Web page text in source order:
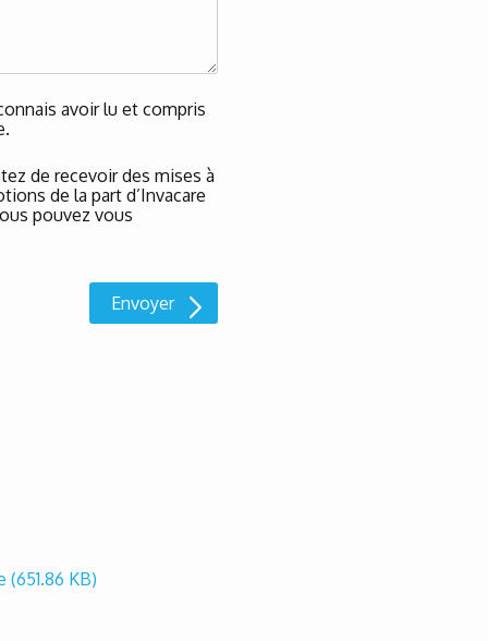
avoir lu et compris
de recevoir des mises à
de la part d’Invacare
pouvez vous
(651.86 KB)